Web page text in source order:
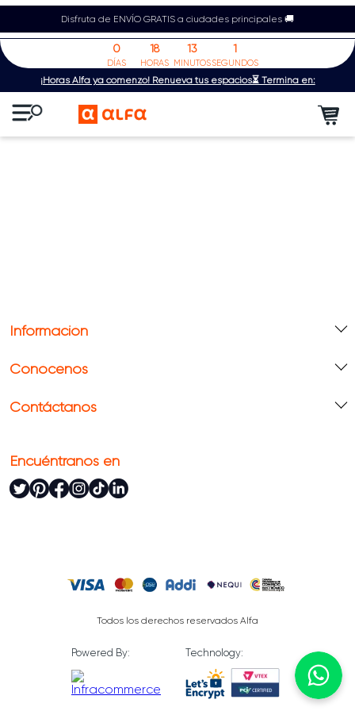
Disfruta de ENVÍO GRATIS a ciudades principales 🚚
¡Horas Alfa ya comenzó! Renueva tus espacios⏳ Termina en:
0
DÍAS
18
HORAS
13
MINUTOS
1
SEGUNDOS
Información
Conócenos
Contáctanos
Encuéntranos en
Todos los derechos reservados Alfa
Powered By: Technology: